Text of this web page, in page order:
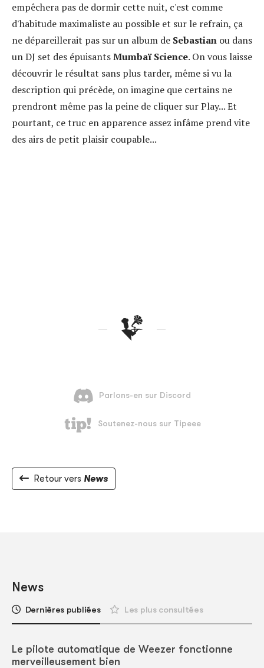
empêchera pas de dormir cette nuit, c'est comme
d'habitude maximaliste au possible et sur le refrain, ça
ne dépareillerait pas sur un album de Sebastian ou dans
un DJ set des épuisantsMumbaï Science. On vous laisse
découvrir le résultat sans plus tarder, même si vu la
description qui précède, on imagine que certains ne
prendront même pas la peine de cliquer sur Play... Et
pourtant, ce truc en apparence assez infâme prend vite
des airs de petit plaisir coupable...
Retour vers News
News
Dernières publiées Les plus consultées
Le pilote automatique de Weezer fonctionne
merveilleusement bien